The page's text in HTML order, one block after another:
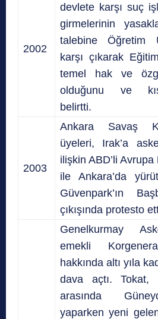
2002
devlete karşı suç
girmelerinin
talebine Öğretim
karşı çıkarak
temel hak ve
olduğunu ve
belirtti.
2003
Ankara Savaş
üyeleri, Irak’a
ilişkin ABD’li
ile Ankara’da
Güvenpark’ın
çıkışında protesto
Genelkurmay
emekli
hakkında altı yıla
dava açtı. Tokat,
arasında
yaparken yeni